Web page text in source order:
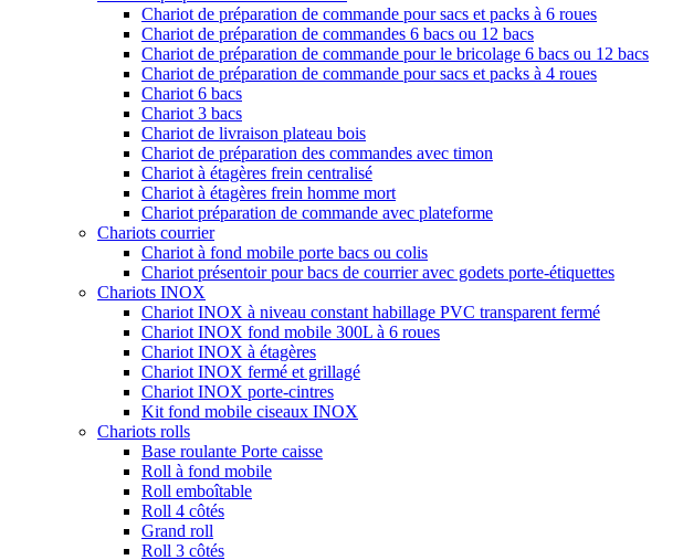
Chariot de préparation de commande pour sacs et packs à 6 roues
Chariot de préparation de commandes 6 bacs ou 12 bacs
Chariot de préparation de commande pour le bricolage 6 bacs ou 12 bacs
Chariot de préparation de commande pour sacs et packs à 4 roues
Chariot 6 bacs
Chariot 3 bacs
Chariot de livraison plateau bois
Chariot de préparation des commandes avec timon
Chariot à étagères frein centralisé
Chariot à étagères frein homme mort
Chariot préparation de commande avec plateforme
Chariots courrier
Chariot à fond mobile porte bacs ou colis
Chariot présentoir pour bacs de courrier avec godets porte-étiquettes
Chariots INOX
Chariot INOX à niveau constant habillage PVC transparent fermé
Chariot INOX fond mobile 300L à 6 roues
Chariot INOX à étagères
Chariot INOX fermé et grillagé
Chariot INOX porte-cintres
Kit fond mobile ciseaux INOX
Chariots rolls
Base roulante Porte caisse
Roll à fond mobile
Roll emboîtable
Roll 4 côtés
Grand roll
Roll 3 côtés